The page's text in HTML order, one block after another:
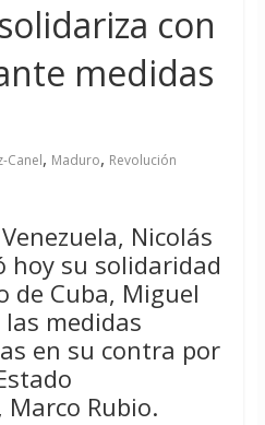
con
medidas
Canel, Maduro, Revolución
Nicolás
hoy su solidaridad
de Cuba, Miguel
medidas
en su contra por
Rubio.